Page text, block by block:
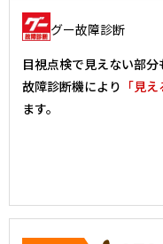
グー故障診断
目視点検で見えない部分
故障診断機により 「見え
ます。